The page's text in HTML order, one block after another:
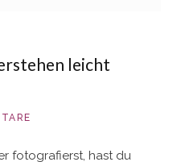
leicht
fotografierst, hast du